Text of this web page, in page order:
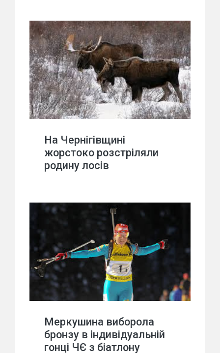
На Чернігівщині
жорстоко розстріляли
родину лосів
Меркушина виборола
бронзу в індивідуальній
гонці ЧЄ з біатлону